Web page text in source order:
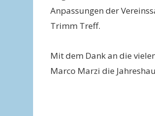
Anpassungen der
Trimm Treff.
Mit dem Dank an die
Marco Marzi die